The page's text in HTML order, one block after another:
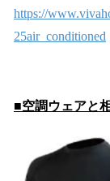
https://
25air_conditioned
■空調ウェアと